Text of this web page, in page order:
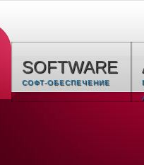
SOFTWARE
СОФТ-ОБЕСПЕЧЕНИЕ